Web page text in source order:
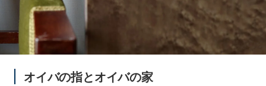
オイバの指とオイバの家